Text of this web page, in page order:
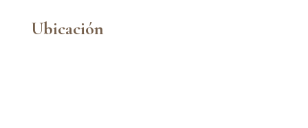
Ubicación